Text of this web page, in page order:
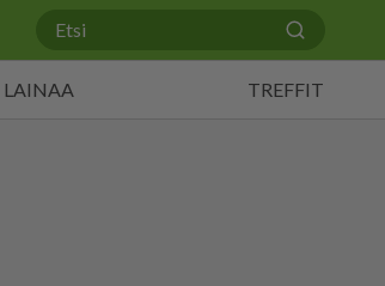
LAINAA TREFFIT